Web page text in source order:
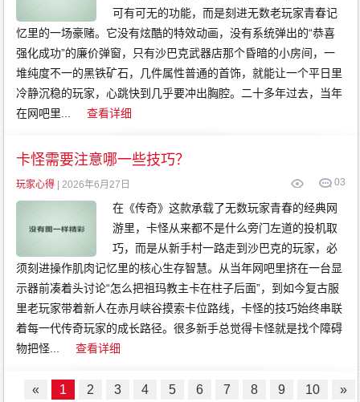
可有可无的功能，而是刻进无数老玩家青春记
忆里的一场豪赌。它没有炫酷的特效动画，没有系统弹出的“恭喜
强化成功”的廉价弹窗，只有沙巴克武器店那个昏暗的小房间，一
堆纯度不一的黑铁矿石，几件属性普通的首饰，就能让一个平日里
冷静沉稳的玩家，心跳快到几乎要冲出胸腔。二十多年过去，当年
在网吧里...
查看详细
卡怪需要注意哪一些技巧？
3
0
玩家心得 | 2026年6月27日
在《传奇》这款承载了无数玩家青春的经典网
游里，卡怪从来都不是什么旁门左道的投机取
巧，而是从新手村一路走到沙巴克的玩家，必
须刻进操作肌肉记忆里的核心生存智慧。从当年网吧里挤在一台显
示器前凑着头讨论“怎么把祖玛教主卡在柱子后面”，到如今复古服
里老玩家带着新人在赤月峡谷摸索卡位路线，卡怪的技巧始终串联
着每一代传奇玩家的成长路径。很多新手总觉得卡怪就是找个障碍
物把怪...
查看详细
« 1 2 3 4 5 6 7 8 9 10 »